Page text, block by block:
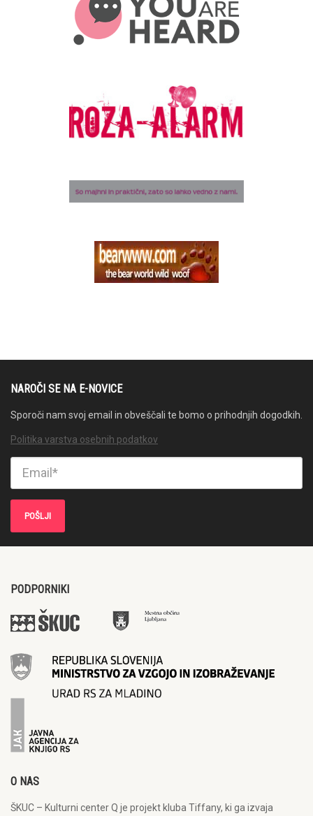
NAROČI SE NA E-NOVICE
Sporoči nam svoj email in obveščali te bomo o prihodnjih dogodkih.
Politika varstva osebnih podatkov
PODPORNIKI
O NAS
ŠKUC – Kulturni center Q je projekt kluba Tiffany, ki ga izvaja